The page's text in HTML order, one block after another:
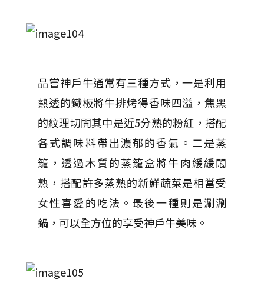
品嘗神戶牛通常有三種方式，一是利用
熱透的鐵板將牛排烤得香味四溢，焦黑
的紋理切開其中是近5分熟的粉紅，搭配
各式調味料帶出濃郁的香氣。二是蒸
籠，透過木質的蒸籠盒將牛肉緩緩悶
熟，搭配許多蒸熟的新鮮蔬菜是相當受
女性喜愛的吃法。最後一種則是涮涮
鍋，可以全方位的享受神戶牛美味。